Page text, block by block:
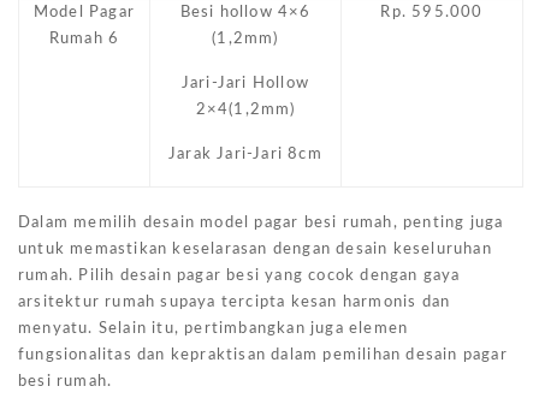
Model Pagar
Rumah 6
Besi hollow 4×6
(1,2mm)
Jari-Jari Hollow
2×4(1,2mm)
Jarak Jari-Jari 8cm
Rp. 595.000
Dalam memilih desain model pagar besi rumah, penting juga
untuk memastikan keselarasan dengan desain keseluruhan
rumah. Pilih desain pagar besi yang cocok dengan gaya
arsitektur rumah supaya tercipta kesan harmonis dan
menyatu. Selain itu, pertimbangkan juga elemen
fungsionalitas dan kepraktisan dalam pemilihan desain pagar
besi rumah.